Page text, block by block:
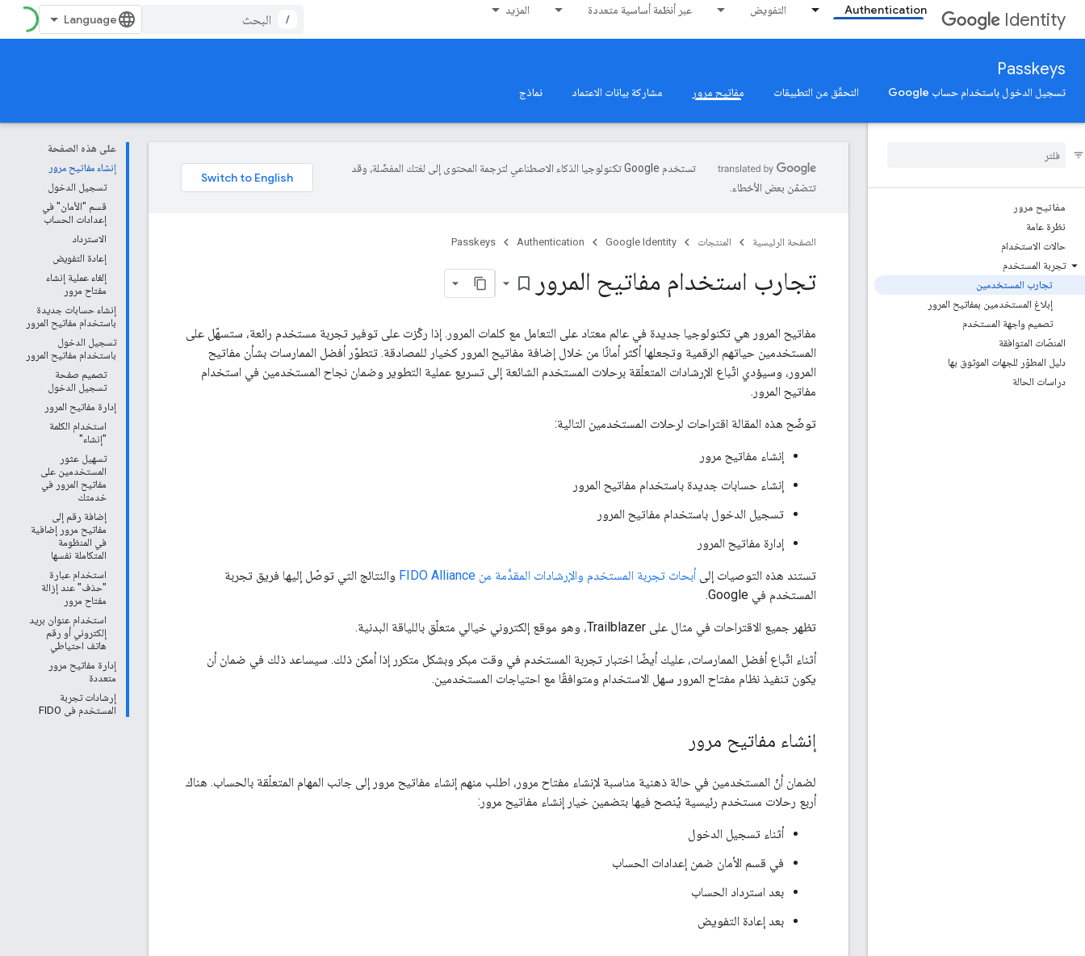
Identity
Authentication التفويض عبر أنظمة أساسية متعددة المزيد
/
Passkeys
تسجيل الدخول باستخدام حساب Google التحقّق من التطبيقات مفاتيح مرور مشاركة بيانات الاعتماد نماذج
مفاتيح مرور
نظرة عامة
حالات الاستخدام
تجربة المستخدم
تجارب المستخدمين
إبلاغ المستخدمين بمفاتيح المرور
تصميم واجهة المستخدم
المنصّات المتوافقة
دليل المطوّر للجهات الموثوق بها
دراسات الحالة
على هذه الصفحة
إنشاء مفاتيح مرور
تسجيل الدخول
قسم "الأمان" في
إعدادات الحساب
الاسترداد
إعادة التفويض
إلغاء عملية إنشاء
مفتاح مرور
إنشاء حسابات جديدة
باستخدام مفاتيح المرور
تسجيل الدخول
باستخدام مفاتيح المرور
تصميم صفحة
تسجيل الدخول
إدارة مفاتيح المرور
استخدام الكلمة
"إنشاء"
تسهيل عثور
المستخدمين على
مفاتيح المرور في
خدمتك
إضافة رقم إلى
مفاتيح مرور إضافية
في المنظومة
المتكاملة نفسها
استخدام عبارة
"حذف" عند إزالة
مفتاح مرور
استخدام عنوان بريد
إلكتروني أو رقم
هاتف احتياطي
إدارة مفاتيح مرور
متعددة
إرشادات تجربة
المستخدم في FIDO
تستخدم Google تكنولوجيا الذكاء الاصطناعي لترجمة المحتوى إلى لغتك المفضّلة، وقد
تتضمّن بعض الأخطاء.
الصفحة الرئيسية المنتجات Google Identity
Authentication
Passkeys
تجارب استخدام مفاتيح المرور bookmark_border
مفاتيح المرور هي تكنولوجيا جديدة في عالم معتاد على التعامل مع كلمات المرور. إذا ركّزت على توفير تجربة مستخدم رائعة، ستسهّل على
المستخدمين حياتهم الرقمية وتجعلها أكثر أمانًا من خلال إضافة مفاتيح المرور كخيار للمصادقة. تتطوّر أفضل الممارسات بشأن مفاتيح
المرور، وسيؤدي اتّباع الإرشادات المتعلّقة برحلات المستخدم الشائعة إلى تسريع عملية التطوير وضمان نجاح المستخدمين في استخدام
مفاتيح المرور.
توضّح هذه المقالة اقتراحات لرحلات المستخدمين التالية:
إنشاء مفاتيح مرور
إنشاء حسابات جديدة باستخدام مفاتيح المرور
تسجيل الدخول باستخدام مفاتيح المرور
إدارة مفاتيح المرور
تستند هذه التوصيات إلىأبحاث تجربة المستخدم والإرشادات المقدَّمة من FIDO Alliance
والنتائج التي توصّل إليها فريق تجربة
المستخدم في Google.
تظهر جميع الاقتراحات في مثال على Trailblazer، وهو موقع إلكتروني خيالي متعلّق باللياقة البدنية.
أثناء اتّباع أفضل الممارسات، عليك أيضًا اختبار تجربة المستخدم في وقت مبكر وبشكل متكرر إذا أمكن ذلك. سيساعد ذلك في ضمان أن
يكون تنفيذ نظام مفتاح المرور سهل الاستخدام ومتوافقًا مع احتياجات المستخدمين.
إنشاء مفاتيح مرور
لضمان أنّ المستخدمين في حالة ذهنية مناسبة لإنشاء مفتاح مرور، اطلب منهم إنشاء مفاتيح مرور إلى جانب المهام المتعلّقة بالحساب. هناك
أربع رحلات مستخدم رئيسية يُنصح فيها بتضمين خيار إنشاء مفاتيح مرور:
أثناء تسجيل الدخول
في قسم الأمان ضمن إعدادات الحساب
بعد استرداد الحساب
بعد إعادة التفويض